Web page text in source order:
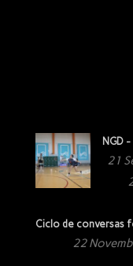
NGD
21
Ciclo de conversas
22